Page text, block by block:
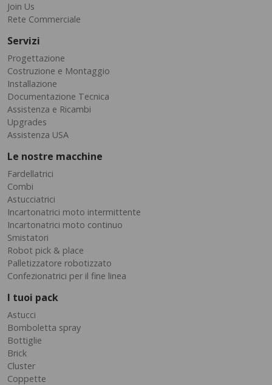
Join Us
Rete Commerciale
Servizi
Progettazione
Costruzione e Montaggio
Installazione
Documentazione Tecnica
Assistenza e Ricambi
Upgrades
Assistenza USA
Le nostre macchine
Fardellatrici
Combi
Astucciatrici
Incartonatrici moto intermittente
Incartonatrici moto continuo
Smistatori
Robot pick & place
Palletizzatore robotizzato
Confezionatrici per il fine linea
I tuoi pack
Astucci
Bomboletta spray
Bottiglie
Brick
Cluster
Coppette